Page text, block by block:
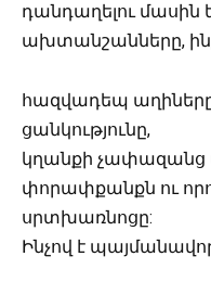
դանդաղելու մասին
ախտանշանները,
հազվադեպ
ցանկությունը,
կղանքի չափազանց
փորափքանքն ու
սրտխառնոցը:
Ինչով է